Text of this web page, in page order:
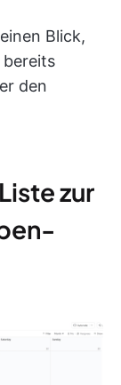
Blick,
den
zur